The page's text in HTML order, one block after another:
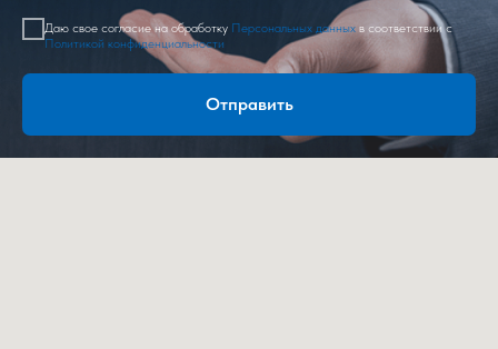
Даю свое согласие на обработку Персональных данных в соответствии с
Политикой конфиденциальности
Отправить